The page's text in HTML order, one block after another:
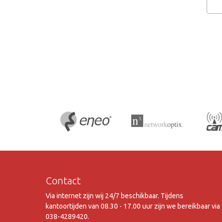
Contact
Via internet zijn wij 24/7 beschikbaar. Tijdens
kantoortijden van 08.30 - 17.00 uur zijn we bereikbaar via
038-4289420.